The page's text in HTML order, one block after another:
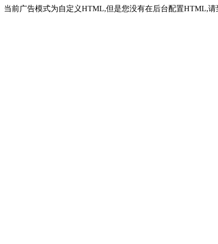
当前广告模式为自定义HTML,但是您没有在后台配置HTML,